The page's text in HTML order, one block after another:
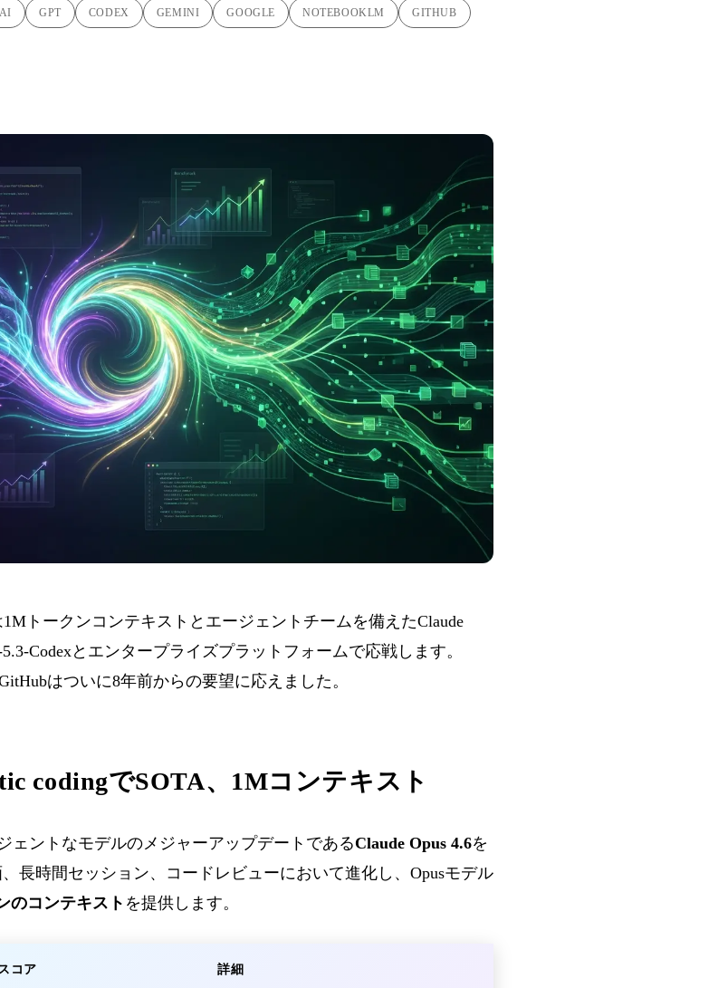
GPT CODEX GEMINI GOOGLE NOTEBOOKLM GITHUB
トークンコンテキストとエージェントチームを備えたClaude
Codexとエンタープライズプラットフォームで応戦します。
はついに8年前からの要望に応えました。
codingでSOTA、1Mコンテキスト
ェントなモデルのメジャーアップデートであるClaude Opus 4.6を
長時間セッション、コードレビューにおいて進化し、Opusモデル
のコンテキスト を提供します。
スコア 詳細